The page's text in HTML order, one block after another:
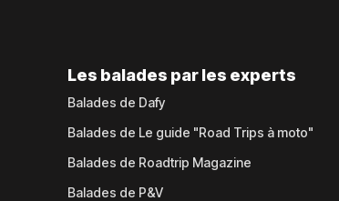
Les balades par les experts
Balades de Dafy
Balades de Le guide "Road Trips à moto"
Balades de Roadtrip Magazine
Balades de P&V